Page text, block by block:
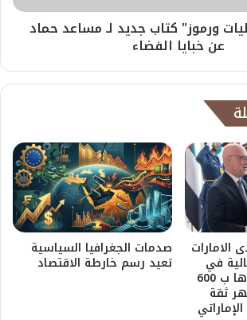
ورموز" كتاب جديد لـ مساعد حماد
عن خبايا الفضاء
الامارات
في
الإمارات تواصل نموّها ب 600
ثقة
صدمات الجغرافيا السياسية
تعيد رسم خارطة الاقتصاد